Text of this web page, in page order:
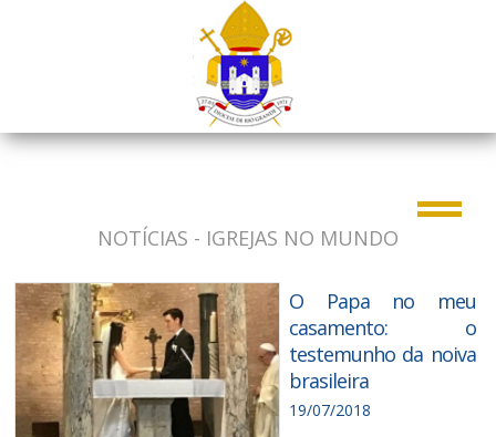
NOTÍCIAS - IGREJAS NO MUNDO
O Papa no meu
casamento: o
testemunho da noiva
brasileira
19/07/2018